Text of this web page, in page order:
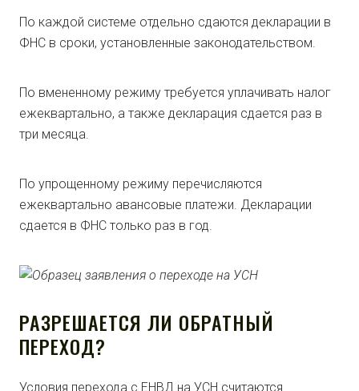
По каждой системе отдельно сдаются декларации в
ФНС в сроки, установленные законодательством.
По вмененному режиму требуется уплачивать налог
ежеквартально, а также декларация сдается раз в
три месяца.
По упрощенному режиму перечисляются
ежеквартально авансовые платежи. Декларации
сдается в ФНС только раз в год.
РАЗРЕШАЕТСЯ ЛИ ОБРАТНЫЙ
ПЕРЕХОД?
Условия перехода с ЕНВД на УСН считаются